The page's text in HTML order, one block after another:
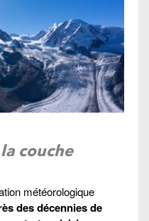
couche
météorologique
des décennies de